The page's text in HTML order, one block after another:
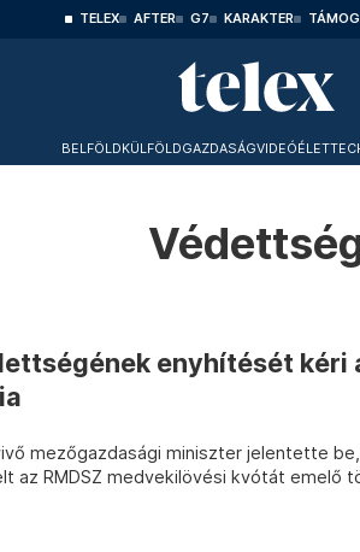
TELEX AFTER G7 KARAKTER
BELFÖLDKÜLFÖLDGAZDASÁGVIDEÓÉLET
enyhítését kéri
mezőgazdasági miniszter jelentette
az RMDSZ medvekilövési kvótát emelő